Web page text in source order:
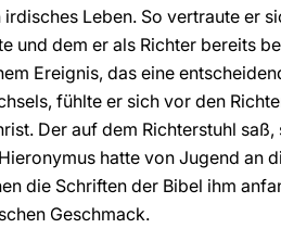
irdisches Leben. So vertraute er
und dem er als Richter bereits
Ereignis, das eine
fühlte er sich vor den
Der auf dem Richterstuhl
hatte von Jugend an
die Schriften der Bibel ihm
Geschmack.